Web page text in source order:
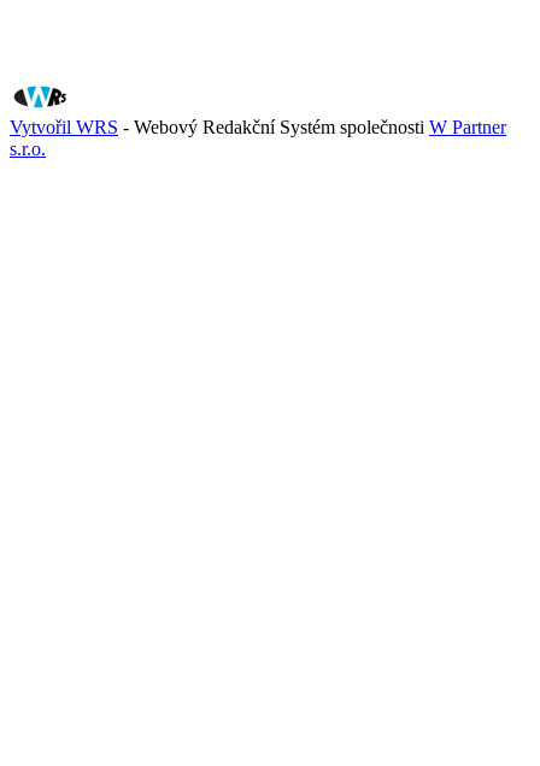
Vytvořil WRS - Webový Redakční Systém společnosti W Partner
s.r.o.